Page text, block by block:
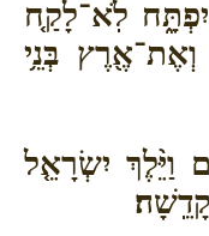
לֹֽא־לָקַ֤ח
בְּנֵ֥י
וַיֵּ֨לֶךְ יִשְׂרָאֵ֤ל